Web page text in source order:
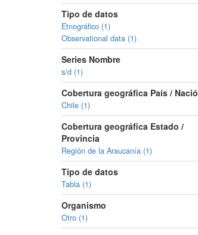
Tipo de datos
Etnográfico (1)
Observational data (1)
Series Nombre
s/d (1)
Cobertura geográfica País /
Chile (1)
Cobertura geográfica Estado /
Provincia
Región de la Araucanía (1)
Tipo de datos
Tabla (1)
Organismo
Otro (1)